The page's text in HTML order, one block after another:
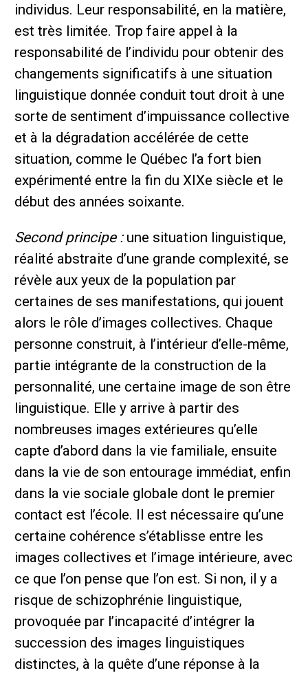
individus. Leur responsabilité, en la matière,
est très limitée. Trop faire appel à la
responsabilité de l’individu pour obtenir des
changements significatifs à une situation
linguistique donnée conduit tout droit à une
sorte de sentiment d’impuissance collective
et à la dégradation accélérée de cette
situation, comme le Québec l’a fort bien
expérimenté entre la fin du XIXe siècle et le
début des années soixante.
Second principe :une situation linguistique,
réalité abstraite d’une grande complexité, se
révèle aux yeux de la population par
certaines de ses manifestations, qui jouent
alors le rôle d’images collectives. Chaque
personne construit, à l’intérieur d’elle-même,
partie intégrante de la construction de la
personnalité, une certaine image de son être
linguistique. Elle y arrive à partir des
nombreuses images extérieures qu’elle
capte d’abord dans la vie familiale, ensuite
dans la vie de son entourage immédiat, enfin
dans la vie sociale globale dont le premier
contact est l’école. Il est nécessaire qu’une
certaine cohérence s’établisse entre les
images collectives et l’image intérieure, avec
ce que l’on pense que l’on est. Si non, il y a
risque de schizophrénie linguistique,
provoquée par l’incapacité d’intégrer la
succession des images linguistiques
distinctes, à la quête d’une réponse à la